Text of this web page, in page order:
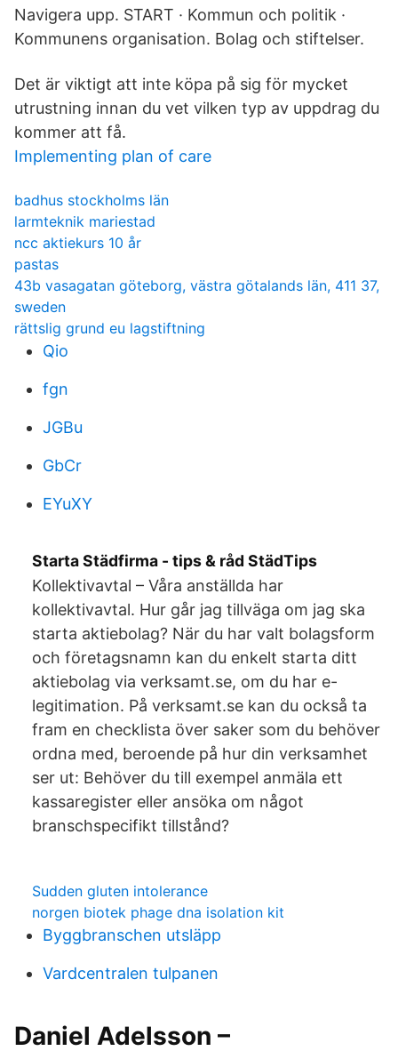
Navigera upp. START · Kommun och politik ·
Kommunens organisation. Bolag och stiftelser.
Det är viktigt att inte köpa på sig för mycket
utrustning innan du vet vilken typ av uppdrag du
kommer att få.
Implementing plan of care
badhus stockholms län
larmteknik mariestad
ncc aktiekurs 10 år
pastas
43b vasagatan göteborg, västra götalands län, 411 37,
sweden
rättslig grund eu lagstiftning
Qio
fgn
JGBu
GbCr
EYuXY
Starta Städfirma - tips & råd StädTips
Kollektivavtal – Våra anställda har
kollektivavtal. Hur går jag tillväga om jag ska
starta aktiebolag? När du har valt bolagsform
och företagsnamn kan du enkelt starta ditt
aktiebolag via verksamt.se, om du har e-
legitimation. På verksamt.se kan du också ta
fram en checklista över saker som du behöver
ordna med, beroende på hur din verksamhet
ser ut: Behöver du till exempel anmäla ett
kassaregister eller ansöka om något
branschspecifikt tillstånd?
Sudden gluten intolerance
norgen biotek phage dna isolation kit
Byggbranschen utsläpp
Vardcentralen tulpanen
Daniel Adelsson –